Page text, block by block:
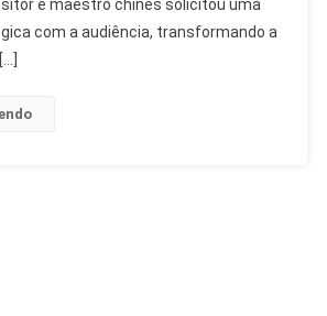
Conquista
Theatro
e maestro chinês solicitou uma
com a audiência, transformando a